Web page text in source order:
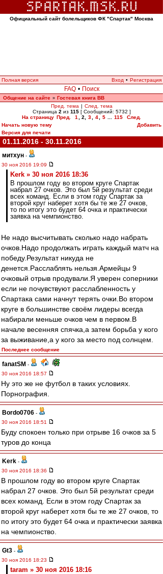
Официальный сайт болельщиков ФК "Спартак" Москва
Полная версия Вход • Регистрация
FAQ • Поиск
Общение на сайте » Гостевая книга ВВ
Пред. тема | След. тема
Страница 2 из 115[ Сообщений: 5732 ]
На страницу Пред. 1 2 3 4 5 115
След.
Начать новую тему
Добавить
Версия для печати
01.11.2016 - 30.11.2016
митхун -
30 ноя 2016 19:09
Kerk » 30 ноя 2016 18:36
В прошлом году во втором круге Спартак
набрал 27 очков. Это был 5й результат среди
всех команд. Если в этом году Спартак за
второй круг наберет хотя бы те же 27 очков,
то по итогу это будет 64 очка и практически
заявка на чемпионство.
Не надо высчитывать сколько надо набрать
очков.Надо продолжать играть каждый матч на
победу.Результат никуда не
денется.Расслаблять нельзя.Армейцы 9
очковый отрыв продували.Я уверен соперники
если не почувствуют расслабленность у
Спартака сами начнут терять очки.Во втором
круге в большинстве своём лидеры всегда
набирали меньше очков чем в первом.В
начале весенняя спячка,а затем борьба у кого
за выживание,а у кого за место под солнцем.
Последнее сообщение
fanatSM -
30 ноя 2016 18:57
Ну это же не футбол в таких условиях.
Порнография.
Bordo0706 -
30 ноя 2016 18:51
Буду спокоен только при отрыве 16 очков за 5
туров до конца
Kerk -
30 ноя 2016 18:36
В прошлом году во втором круге Спартак
набрал 27 очков. Это был 5й результат среди
всех команд. Если в этом году Спартак за
второй круг наберет хотя бы те же 27 очков, то
по итогу это будет 64 очка и практически заявка
на чемпионство.
Gt3 -
30 ноя 2016 18:23
taram » 30 ноя 2016 18:16